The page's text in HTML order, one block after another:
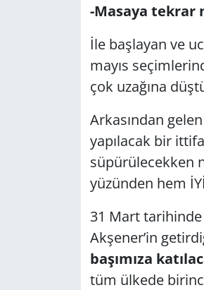
-Masaya tekrar
İle başlayan ve
mayıs
çok uzağına
Arkasından
yapılacak bir
süpürülecekken
yüzünden hem
31 Mart tarihinde
Akşener’in
başımıza
tüm ülkede